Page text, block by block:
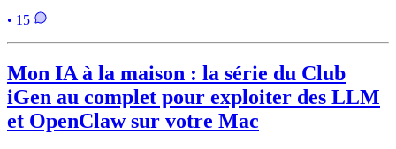
• 15
Mon IA à la maison : la série du Club
iGen au complet pour exploiter des LLM
et OpenClaw sur votre Mac